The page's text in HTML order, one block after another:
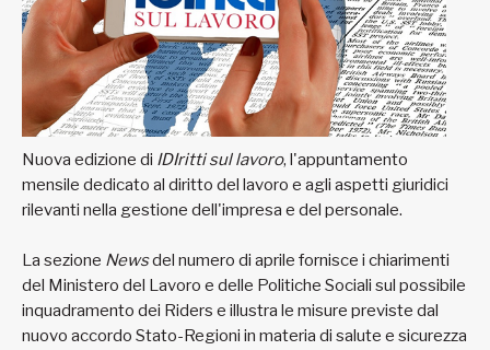
Nuova edizione di IDIritti sul lavoro, l'appuntamento
mensile dedicato al diritto del lavoro e agli aspetti giuridici
rilevanti nella gestione dell'impresa e del personale.
La sezione Newsdel numero di aprile fornisce i chiarimenti
del Ministero del Lavoro e delle Politiche Sociali sul possibile
inquadramento dei Riders e illustra le misure previste dal
nuovo accordo Stato-Regioni in materia di salute e sicurezza